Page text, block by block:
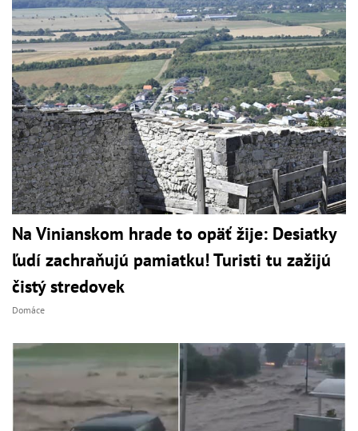
Na Vinianskom hrade to opäť žije: Desiatky
ľudí zachraňujú pamiatku! Turisti tu zažijú
čistý stredovek
Domáce